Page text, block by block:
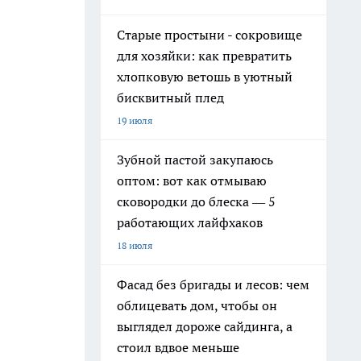
Старые простыни - сокровище
для хозяйки: как превратить
хлопковую ветошь в уютный
бисквитный плед
19 июля
Зубной пастой закупаюсь
оптом: вот как отмываю
сковородки до блеска — 5
работающих лайфхаков
18 июля
Фасад без бригады и лесов: чем
облицевать дом, чтобы он
выглядел дороже сайдинга, а
стоил вдвое меньше